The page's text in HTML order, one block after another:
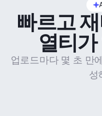
빠르고
열티
업로드마다 몇 초 만
성